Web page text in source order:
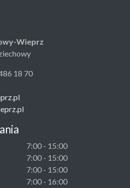
Wieprz
18 70
7:00 - 15:00
7:00 - 15:00
7:00 - 15:00
7:00 - 16:00